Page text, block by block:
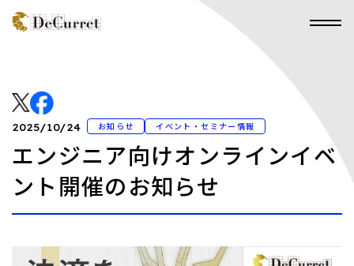
2025/10/24 お知らせ イベント・セミナー情報
エンジニア向けオンラインイベ
ント開催のお知らせ